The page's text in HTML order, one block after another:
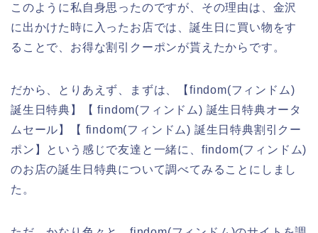
このように私自身思ったのですが、その理由は、金沢
に出かけた時に入ったお店では、誕生日に買い物をす
ることで、お得な割引クーポンが貰えたからです。
だから、とりあえず、まずは、【findom(フィンドム)
誕生日特典】【 findom(フィンドム) 誕生日特典オータ
ムセール】【 findom(フィンドム) 誕生日特典割引クー
ポン】という感じで友達と一緒に、findom(フィンドム)
のお店の誕生日特典について調べてみることにしまし
た。